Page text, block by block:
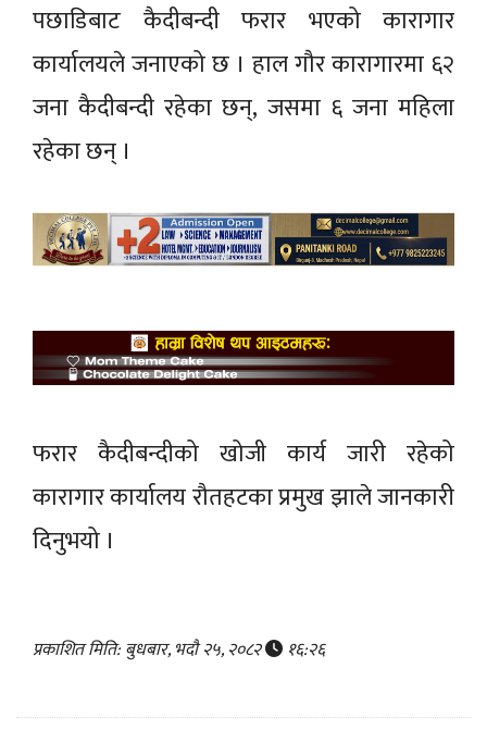
पछाडिबाट कैदीबन्दी फरार भएको कारागार
कार्यालयले जनाएको छ । हाल गौर कारागारमा ६२
जना कैदीबन्दी रहेका छन्, जसमा ६ जना महिला
रहेका छन् ।
फरार कैदीबन्दीको खोजी कार्य जारी रहेको
कारागार कार्यालय रौतहटका प्रमुख झाले जानकारी
दिनुभयो ।
प्रकाशित मिति: बुधबार, भदौ २५, २०८२ १६:२६